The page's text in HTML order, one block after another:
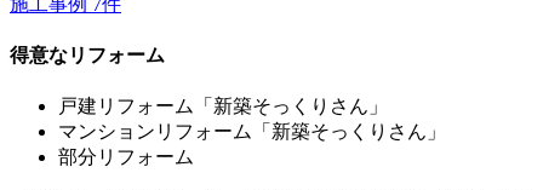
得意なリフォーム
戸建リフォーム「新築そっくりさん」
マンションリフォーム「新築そっくりさん」
部分リフォーム